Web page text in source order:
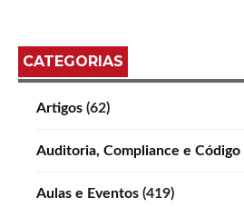
CATEGORIAS
Artigos (62)
Auditoria, Compliance e
Aulas e Eventos (419)